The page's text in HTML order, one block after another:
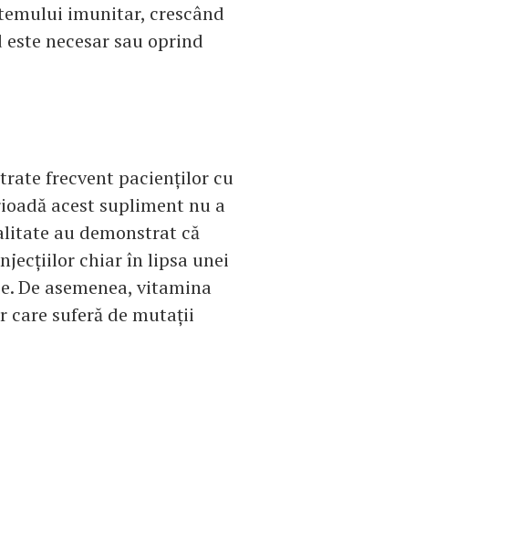
imunitar, crescând
necesar sau oprind
frecvent pacienților cu
acest supliment nu a
au demonstrat că
chiar în lipsa unei
De asemenea, vitamina
care suferă de mutații